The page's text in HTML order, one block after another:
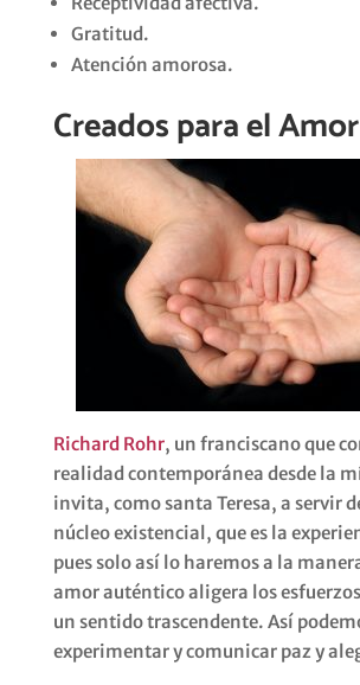
Gratitud.
Atención amorosa.
Creados para el Amor
Richard Rohr, un franciscano que
realidad contemporánea desde la
invita, como santa Teresa, a servir
núcleo existencial, que es la
pues solo así lo haremos a la
amor auténtico aligera los
un sentido trascendente. Así
experimentar y comunicar paz y